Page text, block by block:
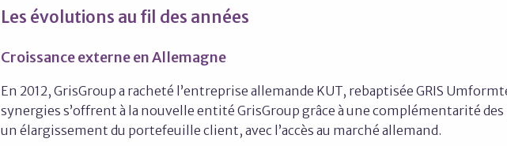
Les évolutions au fil des années
Croissance externe en Allemagne
En 2012, GrisGroup a racheté l’entreprise allemande KUT, rebaptisée GRIS
synergies s’offrent à la nouvelle entité GrisGroup grâce à une complémentarité
un élargissement du portefeuille client, avec l’accès au marché allemand.